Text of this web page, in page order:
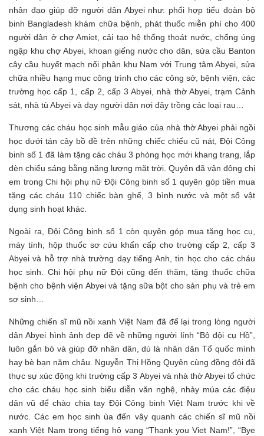
nhân đạo giúp đỡ người dân Abyei như: phối hợp tiểu đoàn bộ
binh Bangladesh khám chữa bệnh, phát thuốc miễn phí cho 400
người dân ở chợ Amiet, cải tạo hệ thống thoát nước, chống úng
ngập khu chợ Abyei, khoan giếng nước cho dân, sửa cầu Banton
cây cầu huyết mạch nối phân khu Nam với Trung tâm Abyei, sửa
chữa nhiều hạng mục công trình cho các công sở, bệnh viện, các
trường học cấp 1, cấp 2, cấp 3 Abyei, nhà thờ Abyei, trạm Cảnh
sát, nhà tù Abyei và dạy người dân nơi đây trồng các loại rau…
Thương các cháu học sinh mẫu giáo của nhà thờ Abyei phải ngồi
học dưới tán cây bồ đề trên những chiếc chiếu cũ nát, Đội Công
binh số 1 đã làm tặng các cháu 3 phòng học mới khang trang, lắp
đèn chiếu sáng bằng năng lượng mặt trời. Quyên đã vận động chị
em trong Chi hội phụ nữ Đội Công binh số 1 quyên góp tiền mua
tặng các cháu 110 chiếc bàn ghế, 3 bình nước và một số vật
dụng sinh hoạt khác.
Ngoài ra, Đội Công binh số 1 còn quyên góp mua tặng học cụ,
máy tính, hộp thuốc sơ cứu khẩn cấp cho trường cấp 2, cấp 3
Abyei và hỗ trợ nhà trường dạy tiếng Anh, tin học cho các cháu
học sinh. Chi hội phụ nữ Đội cũng đến thăm, tặng thuốc chữa
bệnh cho bệnh viện Abyei và tặng sữa bột cho sản phụ và trẻ em
sơ sinh…
Những chiến sĩ mũ nồi xanh Việt Nam đã để lại trong lòng người
dân Abyei hình ảnh đẹp đẽ về những người lính “Bộ đội cụ Hồ”,
luôn gắn bó và giúp đỡ nhân dân, dù là nhân dân Tổ quốc mình
hay bè bạn năm châu. Nguyễn Thị Hồng Quyên cùng đồng đội đã
thực sự xúc động khi trường cấp 3 Abyei và nhà thờ Abyei tổ chức
cho các cháu học sinh biểu diễn văn nghệ, nhảy múa các điệu
dân vũ để chào chia tay Đội Công binh Việt Nam trước khi về
nước. Các em học sinh ùa đến vây quanh các chiến sĩ mũ nồi
xanh Việt Nam trong tiếng hô vang “Thank you Viet Nam!”, “Bye